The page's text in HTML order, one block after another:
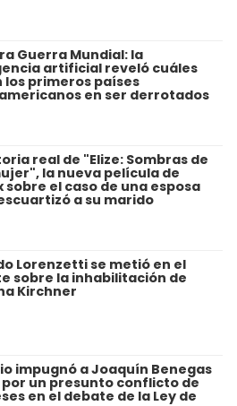
Guerra Mundial: la
artificial reveló cuáles
los primeros países
en ser derrotados
real de "Elize: Sombras de
la nueva película de
sobre el caso de una esposa
a su marido
Lorenzetti se metió en el
sobre la inhabilitación de
Kirchner
impugnó a Joaquín Benegas
por un presunto conflicto de
en el debate de la Ley de